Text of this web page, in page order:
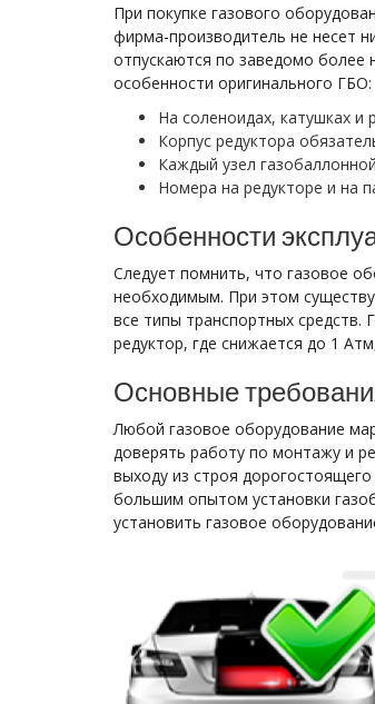
При покупке газового
фирма-производитель не несет
отпускаются по заведомо более
особенности оригинального ГБО:
На соленоидах, катушках
Корпус редуктора
Каждый узел
Номера на редукторе и на
Особенности
Следует помнить, что газовое
необходимым. При этом
все типы транспортных средств.
редуктор, где снижается до 1
Основные
Любой газовое оборудование
доверять работу по монтажу и
выходу из строя
большим опытом установки
установить газовое